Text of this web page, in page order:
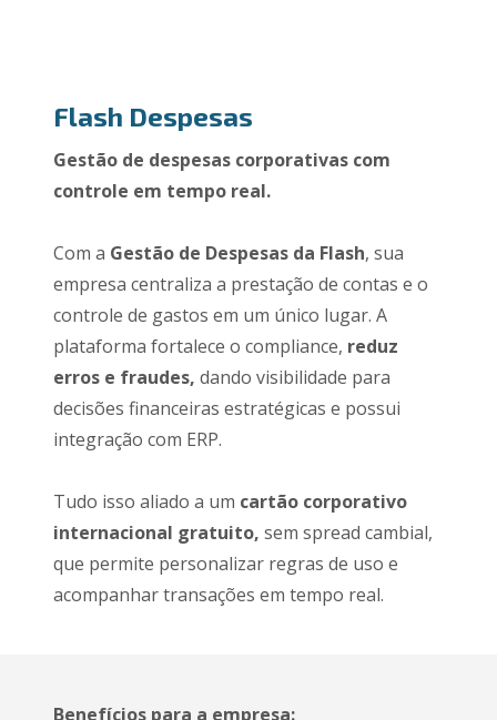
Flash Despesas
Gestão de despesas corporativas com
controle em tempo real.
Com a Gestão de Despesas da Flash, sua
empresa centraliza a prestação de contas e o
controle de gastos em um único lugar. A
plataforma fortalece o compliance, reduz
erros e fraudes, dando visibilidade para
decisões financeiras estratégicas e possui
integração com ERP.
Tudo isso aliado a um cartão corporativo
internacional gratuito, sem spread cambial,
que permite personalizar regras de uso e
acompanhar transações em tempo real.
Benefícios para a empresa: